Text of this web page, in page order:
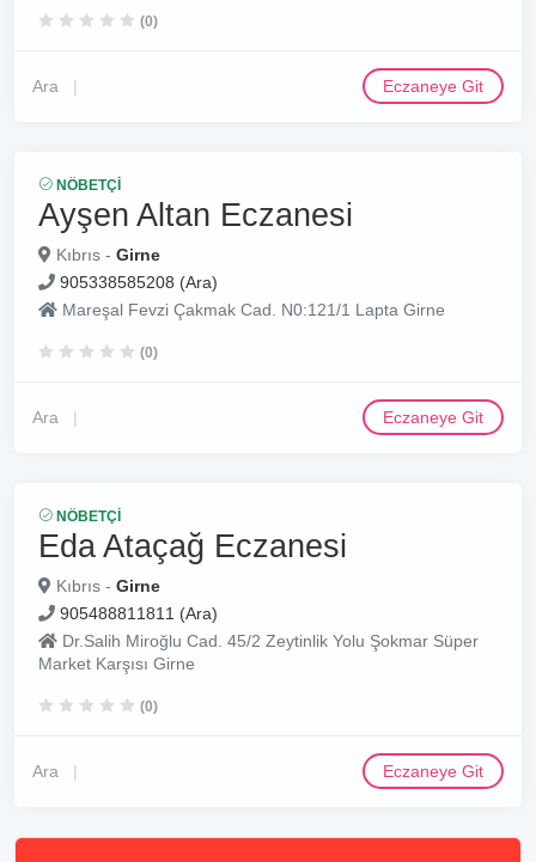
(0)
Ara Eczaneye Git
NÖBETÇI
Ayşen Altan Eczanesi
Kıbrıs - Girne
905338585208 (Ara)
Mareşal Fevzi Çakmak Cad. N0:121/1 Lapta Girne
(0)
Ara Eczaneye Git
NÖBETÇI
Eda Ataçağ Eczanesi
Kıbrıs - Girne
905488811811 (Ara)
Dr.Salih Miroğlu Cad. 45/2 Zeytinlik Yolu Şokmar Süper
Market Karşısı Girne
(0)
Ara Eczaneye Git